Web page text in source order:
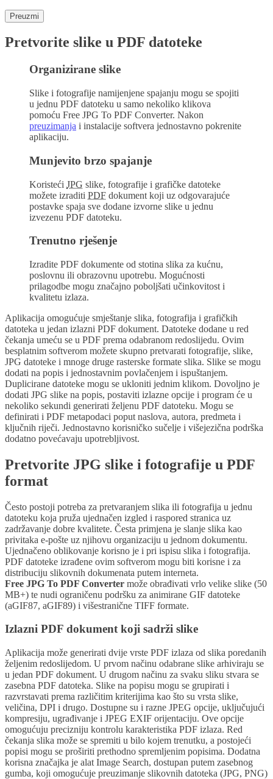
Preuzmi
Pretvorite slike u PDF datoteke
Organizirane slike
Slike i fotografije namijenjene spajanju mogu se spojiti
u jednu PDF datoteku u samo nekoliko klikova
pomoću Free JPG To PDF Converter. Nakon
preuzimanja i instalacije softvera jednostavno pokrenite
aplikaciju.
Munjevito brzo spajanje
Koristeći JPG slike, fotografije i grafičke datoteke
možete izraditi PDF dokument koji uz odgovarajuće
postavke spaja sve dodane izvorne slike u jednu
izvezenu PDF datoteku.
Trenutno rješenje
Izradite PDF dokumente od stotina slika za kućnu,
poslovnu ili obrazovnu upotrebu. Mogućnosti
prilagodbe mogu značajno poboljšati učinkovitost i
kvalitetu izlaza.
Aplikacija omogućuje smještanje slika, fotografija i grafičkih
datoteka u jedan izlazni PDF dokument. Datoteke dodane u red
čekanja umeću se u PDF prema odabranom redoslijedu. Ovim
besplatnim softverom možete skupno pretvarati fotografije, slike,
JPG datoteke i mnoge druge rasterske formate slika. Slike se mogu
dodati na popis i jednostavnim povlačenjem i ispuštanjem.
Duplicirane datoteke mogu se ukloniti jednim klikom. Dovoljno je
dodati JPG slike na popis, postaviti izlazne opcije i program će u
nekoliko sekundi generirati željenu PDF datoteku. Mogu se
definirati i PDF metapodaci poput naslova, autora, predmeta i
ključnih riječi. Jednostavno korisničko sučelje i višejezična podrška
dodatno povećavaju upotrebljivost.
Pretvorite JPG slike i fotografije u PDF
format
Često postoji potreba za pretvaranjem slika ili fotografija u jednu
datoteku koja pruža ujednačen izgled i raspored stranica uz
zadržavanje dobre kvalitete. Česta primjena je slanje slika kao
privitaka e-pošte uz njihovu organizaciju u jednom dokumentu.
Ujednačeno oblikovanje korisno je i pri ispisu slika i fotografija.
PDF datoteke izrađene ovim softverom mogu biti korisne i za
distribuciju slikovnih dokumenata putem interneta.
Free JPG To PDF Converter može obrađivati vrlo velike slike (50
MB+) te nudi ograničenu podršku za animirane GIF datoteke
(aGIF87, aGIF89) i višestranične TIFF formate.
Izlazni PDF dokument koji sadrži slike
Aplikacija može generirati dvije vrste PDF izlaza od slika poredanih
željenim redoslijedom. U prvom načinu odabrane slike arhiviraju se
u jedan PDF dokument. U drugom načinu za svaku sliku stvara se
zasebna PDF datoteka. Slike na popisu mogu se grupirati i
razvrstavati prema različitim kriterijima kao što su vrsta slike,
veličina, DPI i drugo. Dostupne su i razne JPEG opcije, uključujući
kompresiju, ugrađivanje i JPEG EXIF orijentaciju. Ove opcije
omogućuju precizniju kontrolu karakteristika PDF izlaza. Red
čekanja slika može se spremiti u bilo kojem trenutku, a postojeći
popisi mogu se proširiti prethodno spremljenim popisima. Dodatna
korisna značajka je alat Image Search, dostupan putem zasebnog
gumba, koji omogućuje preuzimanje slikovnih datoteka (JPG, PNG)